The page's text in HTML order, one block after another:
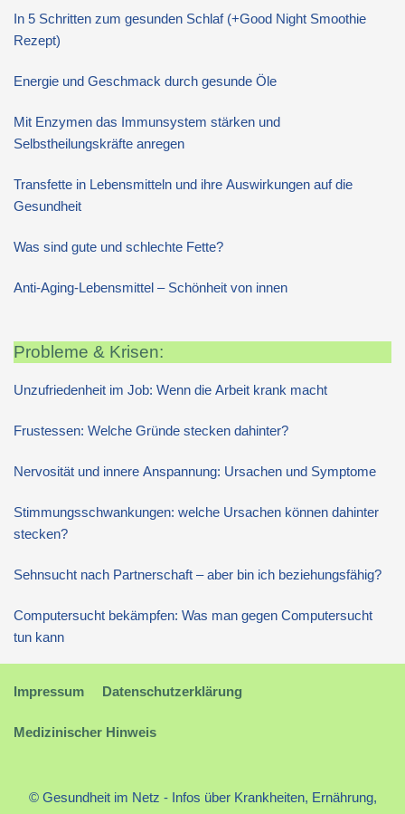
In 5 Schritten zum gesunden Schlaf (+Good Night Smoothie
Rezept)
Energie und Geschmack durch gesunde Öle
Mit Enzymen das Immunsystem stärken und
Selbstheilungskräfte anregen
Transfette in Lebensmitteln und ihre Auswirkungen auf die
Gesundheit
Was sind gute und schlechte Fette?
Anti-Aging-Lebensmittel – Schönheit von innen
Probleme & Krisen:
Unzufriedenheit im Job: Wenn die Arbeit krank macht
Frustessen: Welche Gründe stecken dahinter?
Nervosität und innere Anspannung: Ursachen und Symptome
Stimmungsschwankungen: welche Ursachen können dahinter
stecken?
Sehnsucht nach Partnerschaft – aber bin ich beziehungsfähig?
Computersucht bekämpfen: Was man gegen Computersucht
tun kann
Impressum Datenschutzerklärung
Medizinischer Hinweis
© Gesundheit im Netz - Infos über Krankheiten, Ernährung,